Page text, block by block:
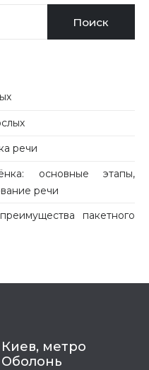
Поиск
речи
основные этапы,
речи
пакетного
Киев, метро
Оболонь